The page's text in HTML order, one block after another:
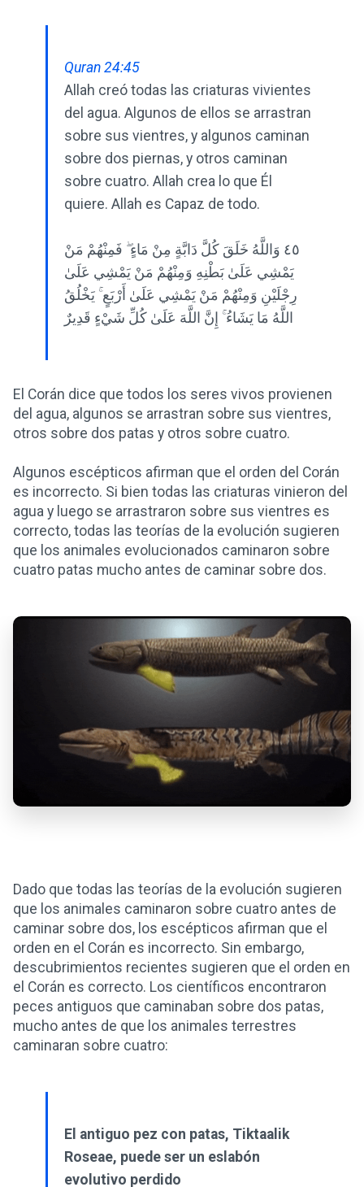
Quran 24:45
Allah creó todas las criaturas vivientes
del agua. Algunos de ellos se arrastran
sobre sus vientres, y algunos caminan
sobre dos piernas, y otros caminan
sobre cuatro. Allah crea lo que Él
quiere. Allah es Capaz de todo.
٤٥ وَاللَّهُ خَلَقَ كُلَّ دَابَّةٍ مِنْ مَاءٍ ۖ فَمِنْهُمْ مَنْ
يَمْشِي عَلَىٰ بَطْنِهِ وَمِنْهُمْ مَنْ يَمْشِي عَلَىٰ
رِجْلَيْنِ وَمِنْهُمْ مَنْ يَمْشِي عَلَىٰ أَرْبَعٍ ۚ يَخْلُقُ
اللَّهُ مَا يَشَاءُ ۚ إِنَّ اللَّهَ عَلَىٰ كُلِّ شَيْءٍ قَدِيرٌ
El Corán dice que todos los seres vivos provienen
del agua, algunos se arrastran sobre sus vientres,
otros sobre dos patas y otros sobre cuatro.
Algunos escépticos afirman que el orden del Corán
es incorrecto. Si bien todas las criaturas vinieron del
agua y luego se arrastraron sobre sus vientres es
correcto, todas las teorías de la evolución sugieren
que los animales evolucionados caminaron sobre
cuatro patas mucho antes de caminar sobre dos.
Dado que todas las teorías de la evolución sugieren
que los animales caminaron sobre cuatro antes de
caminar sobre dos, los escépticos afirman que el
orden en el Corán es incorrecto. Sin embargo,
descubrimientos recientes sugieren que el orden en
el Corán es correcto. Los científicos encontraron
peces antiguos que caminaban sobre dos patas,
mucho antes de que los animales terrestres
caminaran sobre cuatro:
El antiguo pez con patas, Tiktaalik
Roseae, puede ser un eslabón
evolutivo perdido